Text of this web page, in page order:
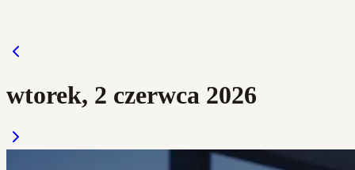
wtorek, 2 czerwca 2026